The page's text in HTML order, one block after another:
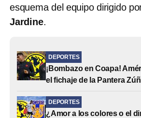
esquema del equipo dirigido
Jardine.
DEPORTES
¡Bombazo en Coapa!
el fichaje de la Pantera
DEPORTES
¿Amor a los colores o el